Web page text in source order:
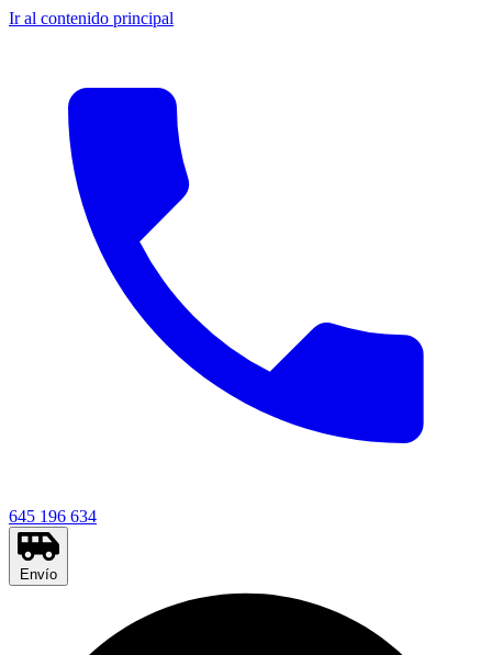
Ir al contenido principal
645 196 634
Envío